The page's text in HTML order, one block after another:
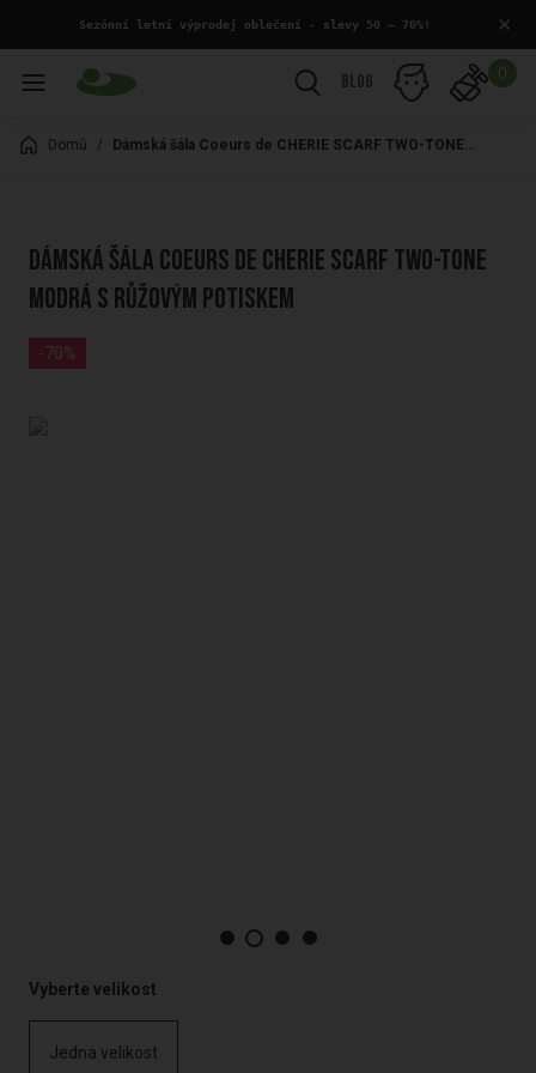
Sezónní letní výprodej oblečení - slevy 50 – 70%! ×
Blog 0
Domů /
Dámská šála Coeurs de CHERIE SCARF TWO-TONE
modrá s růžovým potiskem
-70%
Vyberte velikost
Jedna velikost